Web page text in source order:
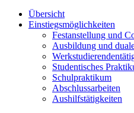
Übersicht
Einstiegsmöglichkeiten
Festanstellung und
Ausbildung und
Studentisches
Schulpraktikum
Abschlussarbeiten
Aushilfstätigkeiten